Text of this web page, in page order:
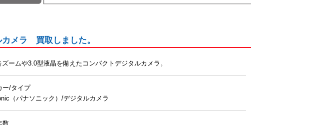
メラ 買取しました。
ズームや3.0型液晶を備えたコンパクトデジタルカメラ。
ー/タイプ
（パナソニック）/デジタルカメラ
数